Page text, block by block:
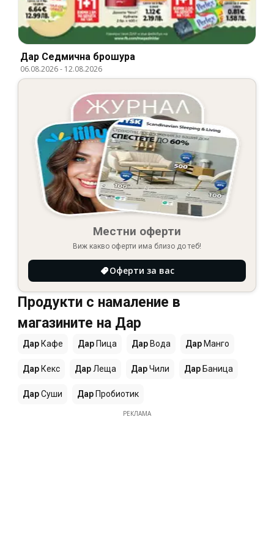
Дар Cедмична брошура
06.08.2026- 12.08.2026
Местни оферти
Виж какво оферти има близо до теб!
Оферти за вас
Продукти с намаление в
магазините на Дар
Дар Кафе Дар Пица Дар Вода Дар Манго
Дар Кекс Дар Леща ДарЧили Дар Баница
ДарСуши Дар Пробиотик
РЕКЛАМА